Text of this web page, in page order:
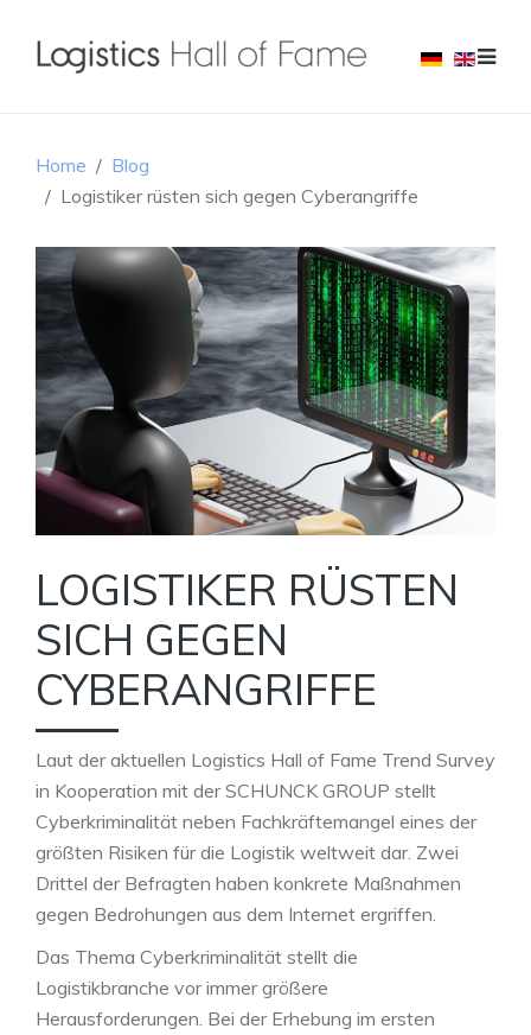
Home
Blog
Logistiker rüsten sich gegen Cyberangriffe
LOGISTIKER RÜSTEN
SICH GEGEN
CYBERANGRIFFE
Laut der aktuellen Logistics Hall of Fame Trend Survey
in Kooperation mit der SCHUNCK GROUP stellt
Cyberkriminalität neben Fachkräftemangel eines der
größten Risiken für die Logistik weltweit dar. Zwei
Drittel der Befragten haben konkrete Maßnahmen
gegen Bedrohungen aus dem Internet ergriffen.
Das Thema Cyberkriminalität stellt die
Logistikbranche vor immer größere
Herausforderungen. Bei der Erhebung im ersten